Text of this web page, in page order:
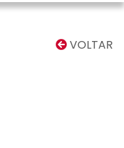
VOLTAR